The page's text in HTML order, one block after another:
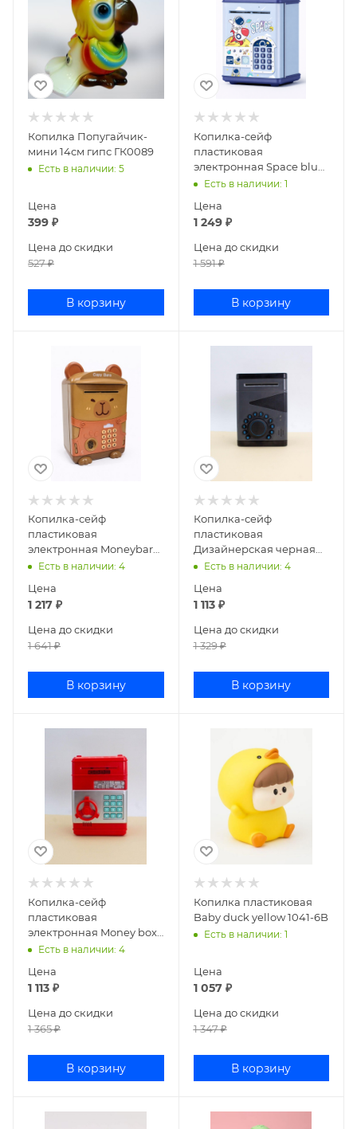
Копилка Попугайчик-
мини 14см гипс ГК0089
Есть в наличии: 5
Цена
399 ₽
Цена до скидки
527₽
В корзину
Копилка-сейф
пластиковая
электронная Space blue
88-5-01
Есть в наличии: 1
Цена
1 249₽
Цена до скидки
1 591₽
В корзину
Копилка-сейф
пластиковая
электронная Moneybara
brown 6608
Есть в наличии: 4
Цена
1 217 ₽
Цена до скидки
1 641₽
В корзину
Копилка-сейф
пластиковая
Дизайнерская черная
146-1517-1
Есть в наличии: 4
Цена
1 113₽
Цена до скидки
1 329₽
В корзину
Копилка-сейф
пластиковая
электронная Money box
red 146-1507
Есть в наличии: 4
Цена
1 113 ₽
Цена до скидки
1 365₽
В корзину
Копилка пластиковая
Baby duck yellow 1041-6B
Есть в наличии: 1
Цена
1 057₽
Цена до скидки
1 347₽
В корзину